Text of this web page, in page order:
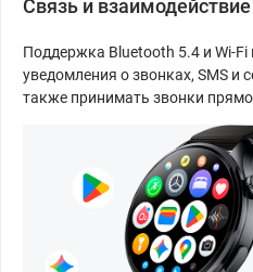
Связь и
Поддержка Bluetooth 5.4 и Wi-Fi
уведомления о звонках, SMS и
также принимать звонки прямо